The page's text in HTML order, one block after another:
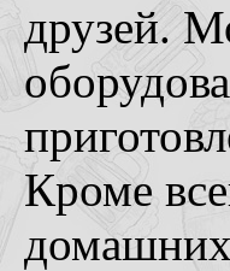
друзей.
Кроме
домашних